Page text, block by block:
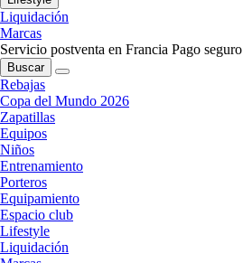
Liquidación
Marcas
Servicio postventa en Francia Pago seguro
Buscar
Rebajas
Copa del Mundo 2026
Zapatillas
Equipos
Niños
Entrenamiento
Porteros
Equipamiento
Espacio club
Lifestyle
Liquidación